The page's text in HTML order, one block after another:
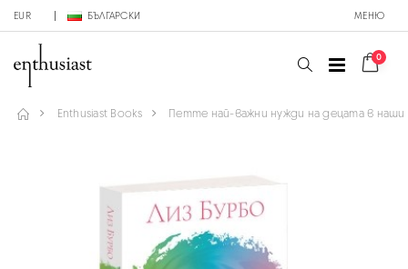
EUR БЪЛГАРСКИ МЕНЮ
0
Enthusiast Books Петте най-важни нужди на децата в наши